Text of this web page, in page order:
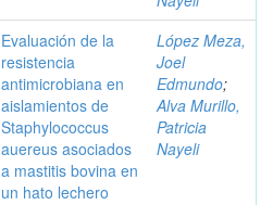
Evaluación de la
resistencia
antimicrobiana en
aislamientos de
Staphylococcus
auereus asociados
a mastitis bovina en
un hato lechero
López Meza,
Joel
Edmundo;
Alva Murillo,
Patricia
Nayeli